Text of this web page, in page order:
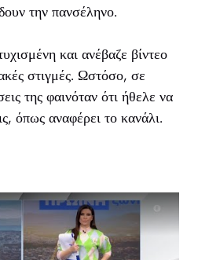
την πανσέληνο.
και ανέβαζε βίντεο
στιγμές. Ωστόσο, σε
της φαινόταν ότι ήθελε να
όπως αναφέρει το κανάλι.